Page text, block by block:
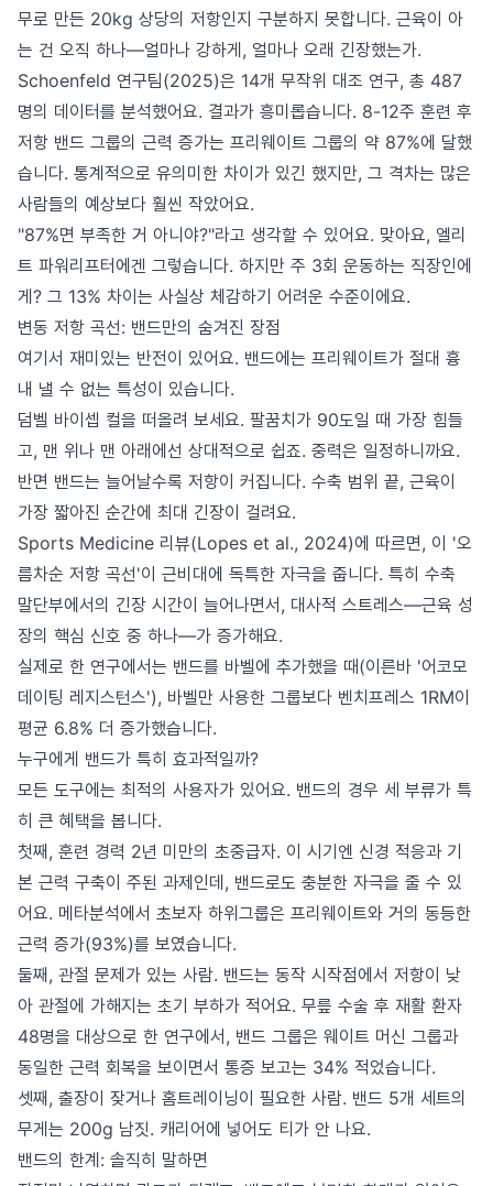
무로 만든 20kg 상당의 저항인지 구분하지 못합니다. 근육이 아
는 건 오직 하나—얼마나 강하게, 얼마나 오래 긴장했는가.
Schoenfeld 연구팀(2025)은 14개 무작위 대조 연구, 총 487
명의 데이터를 분석했어요. 결과가 흥미롭습니다. 8-12주 훈련 후
저항 밴드 그룹의 근력 증가는 프리웨이트 그룹의 약 87%에 달했
습니다. 통계적으로 유의미한 차이가 있긴 했지만, 그 격차는 많은
사람들의 예상보다 훨씬 작았어요.
"87%면 부족한 거 아니야?"라고 생각할 수 있어요. 맞아요, 엘리
트 파워리프터에겐 그렇습니다. 하지만 주 3회 운동하는 직장인에
게? 그 13% 차이는 사실상 체감하기 어려운 수준이에요.
변동 저항 곡선: 밴드만의 숨겨진 장점
여기서 재미있는 반전이 있어요. 밴드에는 프리웨이트가 절대 흉
내 낼 수 없는 특성이 있습니다.
덤벨 바이셉 컬을 떠올려 보세요. 팔꿈치가 90도일 때 가장 힘들
고, 맨 위나 맨 아래에선 상대적으로 쉽죠. 중력은 일정하니까요.
반면 밴드는 늘어날수록 저항이 커집니다. 수축 범위 끝, 근육이
가장 짧아진 순간에 최대 긴장이 걸려요.
Sports Medicine 리뷰(Lopes et al., 2024)에 따르면, 이 '오
름차순 저항 곡선'이 근비대에 독특한 자극을 줍니다. 특히 수축
말단부에서의 긴장 시간이 늘어나면서, 대사적 스트레스—근육 성
장의 핵심 신호 중 하나—가 증가해요.
실제로 한 연구에서는 밴드를 바벨에 추가했을 때(이른바 '어코모
데이팅 레지스턴스'), 바벨만 사용한 그룹보다 벤치프레스 1RM이
평균 6.8% 더 증가했습니다.
누구에게 밴드가 특히 효과적일까?
모든 도구에는 최적의 사용자가 있어요. 밴드의 경우 세 부류가 특
히 큰 혜택을 봅니다.
첫째, 훈련 경력 2년 미만의 초중급자. 이 시기엔 신경 적응과 기
본 근력 구축이 주된 과제인데, 밴드로도 충분한 자극을 줄 수 있
어요. 메타분석에서 초보자 하위그룹은 프리웨이트와 거의 동등한
근력 증가(93%)를 보였습니다.
둘째, 관절 문제가 있는 사람. 밴드는 동작 시작점에서 저항이 낮
아 관절에 가해지는 초기 부하가 적어요. 무릎 수술 후 재활 환자
48명을 대상으로 한 연구에서, 밴드 그룹은 웨이트 머신 그룹과
동일한 근력 회복을 보이면서 통증 보고는 34% 적었습니다.
셋째, 출장이 잦거나 홈트레이닝이 필요한 사람. 밴드 5개 세트의
무게는 200g 남짓. 캐리어에 넣어도 티가 안 나요.
밴드의 한계: 솔직히 말하면